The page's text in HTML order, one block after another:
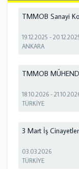
TMMOB Sanayi
19.12.2025 -
ANKARA
TMMOB
18.10.2026 -
TÜRKİYE
3 Mart İş
03.03.2026
TÜRKİYE